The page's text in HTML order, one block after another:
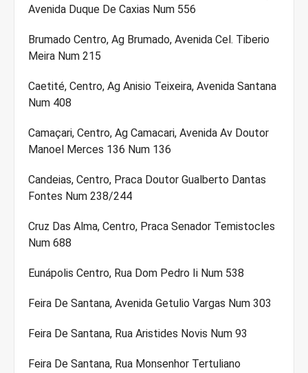
Avenida Duque De Caxias Num 556
Brumado Centro, Ag Brumado, Avenida Cel. Tiberio
Meira Num 215
Caetité, Centro, Ag Anisio Teixeira, Avenida Santana
Num 408
Camaçari, Centro, Ag Camacari, Avenida Av Doutor
Manoel Merces 136 Num 136
Candeias, Centro, Praca Doutor Gualberto Dantas
Fontes Num 238/244
Cruz Das Alma, Centro, Praca Senador Temistocles
Num 688
Eunápolis Centro, Rua Dom Pedro Ii Num 538
Feira De Santana, Avenida Getulio Vargas Num 303
Feira De Santana, Rua Aristides Novis Num 93
Feira De Santana, Rua Monsenhor Tertuliano